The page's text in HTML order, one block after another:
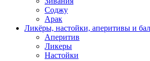
Соджу
Арак
Ликёры, настойки, аперитивы и
Аперитив
Ликеры
Настойки